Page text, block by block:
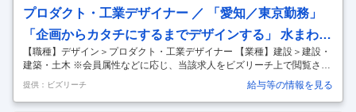
入社後は、標準推進グループの一員として、トイレ、水栓、浴室などの
多岐にわたる水まわり製品のモノづくりプロセス(企画⇒設計⇒検証⇒品
質評…
プロダクト・工業デザイナー ／ 「愛知／東京勤務」
「企画からカタチにするまでデザインする」 水まわり
製品のプロダクトデザイナー／週2～3回リモート勤務
【職種】デザイン＞プロダクト・工業デザイナー 【業種】建設＞建設・
建築・土木 ※会員属性などに応じ、当該求人をビズリーチ上で閲覧され
た際に内容が異なる場合があります 私たちが求めているのは、世界の
人々の生活をより快適に、そして美しく変えていきたいという情熱を持
ったプロダクトデザイナーです。 ■ミッション ・LIXILのデザイン部門
提供：ビズリーチ 給与等の情報を見る